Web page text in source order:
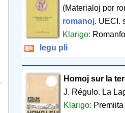
(Materialoj por
romanoj. UECI.
Klarigo:
legu pli
Homoj sur la
J. Régulo. La
Klarigo: